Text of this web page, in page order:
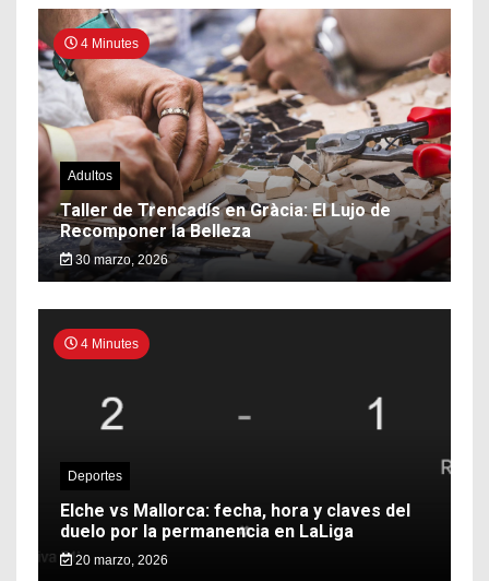
4 Minutes
Adultos
Taller de Trencadís en Gràcia: El Lujo de
Recomponer la Belleza
30 marzo, 2026
4 Minutes
Deportes
Elche vs Mallorca: fecha, hora y claves del
duelo por la permanencia en LaLiga
20 marzo, 2026